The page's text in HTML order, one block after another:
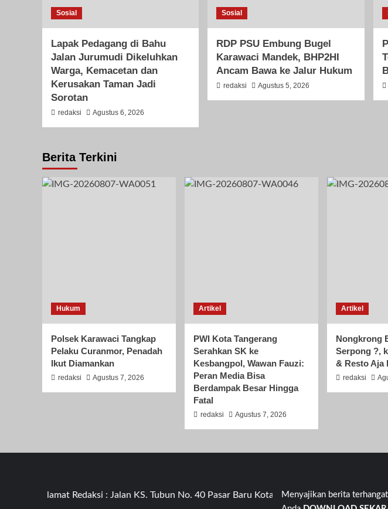
Sosial
Lapak Pedagang di Bahu
Jalan Jurumudi Dikeluhkan
Warga, Kemacetan dan
Kerusakan Taman Jadi
Sorotan
redaksi Agustus 6, 2026
Sosial
RDP PSU Embung Bugel
Karawaci Mandek, BHP2HI
Ancam Bawa ke Jalur Hukum
redaksi Agustus 5, 2026
Berita Terkini
Hukum
Polsek Karawaci Tangkap
Pelaku Curanmor, Penadah
Ikut Diamankan
redaksi Agustus 7, 2026
Artikel
PWI Kota Tangerang
Serahkan SK ke
Kesbangpol, Wawan Fauzi:
Peran Media Bisa
Berdampak Besar Hingga
Fatal
redaksi Agustus 7, 2026
Artikel
Nongkrong
Serpong ?,
& Resto Aja
redaksi
Alamat Redaksi : Jalan KS. Tubun No. 40 Pasar Baru Kota Tangerang Banten Kavling
Menyajikan berita